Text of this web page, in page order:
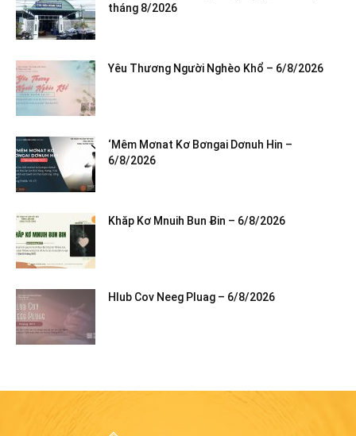
tháng 8/2026
Yêu Thương Người Nghèo Khổ – 6/8/2026
‘Mêm Mơnat Kơ Bơngai Dơnuh Hin –
6/8/2026
Khăp Kơ Mnuih Bun Ƀin – 6/8/2026
Hlub Cov Neeg Pluag – 6/8/2026